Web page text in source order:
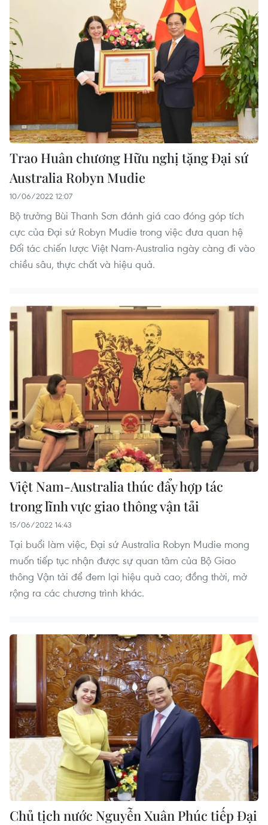
Trao Huân chương Hữu nghị tặng Đại sứ
Australia Robyn Mudie
10/06/2022 12:07
Bộ trưởng Bùi Thanh Sơn đánh giá cao đóng góp tích
cực của Đại sứ Robyn Mudie trong việc đưa quan hệ
Đối tác chiến lược Việt Nam-Australia ngày càng đi vào
chiều sâu, thực chất và hiệu quả.
Việt Nam-Australia thúc đẩy hợp tác
trong lĩnh vực giao thông vận tải
15/06/2022 14:43
Tại buổi làm việc, Đại sứ Australia Robyn Mudie mong
muốn tiếp tục nhận được sự quan tâm của Bộ Giao
thông Vận tải để đem lại hiệu quả cao; đồng thời, mở
rộng ra các chương trình khác.
Chủ tịch nước Nguyễn Xuân Phúc tiếp Đại